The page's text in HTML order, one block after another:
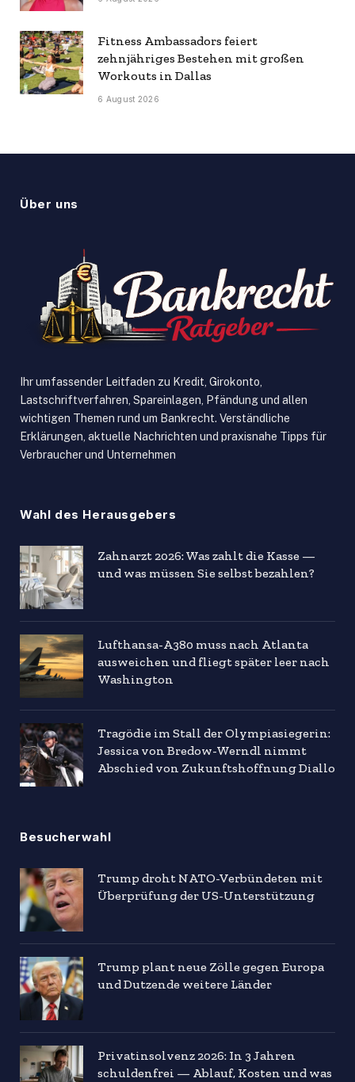
Fitness Ambassadors feiert
zehnjähriges Bestehen mit großen
Workouts in Dallas
6 August 2026
Über uns
Ihr umfassender Leitfaden zu Kredit, Girokonto,
Lastschriftverfahren, Spareinlagen, Pfändung und allen
wichtigen Themen rund um Bankrecht. Verständliche
Erklärungen, aktuelle Nachrichten und praxisnahe Tipps für
Verbraucher und Unternehmen
Wahl des Herausgebers
Zahnarzt 2026: Was zahlt die Kasse —
und was müssen Sie selbst bezahlen?
Lufthansa-A380 muss nach Atlanta
ausweichen und fliegt später leer nach
Washington
Tragödie im Stall der Olympiasiegerin:
Jessica von Bredow-Werndl nimmt
Abschied von Zukunftshoffnung Diallo
Besucherwahl
Trump droht NATO-Verbündeten mit
Überprüfung der US-Unterstützung
Trump plant neue Zölle gegen Europa
und Dutzende weitere Länder
Privatinsolvenz 2026: In 3 Jahren
schuldenfrei — Ablauf, Kosten und was